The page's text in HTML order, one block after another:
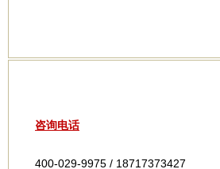
咨询电话
400-029-9975 / 18717373427